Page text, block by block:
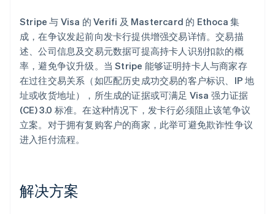
Stripe 与 Visa 的 Verifi 及 Mastercard 的 Ethoca 集
成，在争议发起前向发卡行提供增强交易详情。交易描
述、公司信息及交易元数据可提高持卡人识别扣款的概
率，避免争议升级。当 Stripe 能够证明持卡人与商家存
在过往交易关系（如匹配历史成功交易的客户标识、IP 地
址或收货地址），所生成的证据或可满足 Visa 强力证据
(CE) 3.0 标准。在这种情况下，发卡行必须阻止该笔争议
立案。对于拥有复购客户的商家，此举可避免欺诈性争议
进入拒付流程。
解决方案